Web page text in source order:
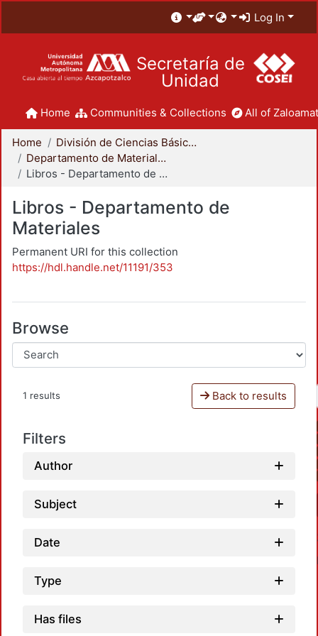
Log In
Secretaría de
Unidad
Home Communities & Collections All of
Home
División de Ciencias Básicas e Ingeniería
Departamento de Materiales
Libros - Departamento de Materiales
Libros - Departamento de
Materiales
Permanent URI for this collection
https://hdl.handle.net/11191/353
Browse
1 results Back to results
Filters
Author
Subject
Date
Type
Has files